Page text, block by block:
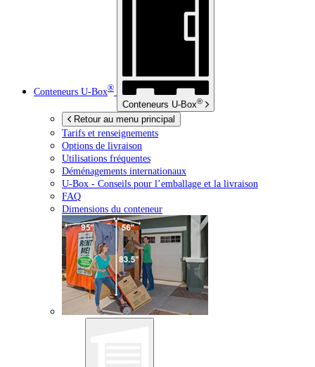
Conteneurs U-Box®
Conteneurs U-Box®
Retour au menu principal
Tarifs et renseignements
Options de livraison
Utilisations fréquentes
Déménagements internationaux
U-Box - Conseils pour l’emballage et la livraison
FAQ
Dimensions du conteneur